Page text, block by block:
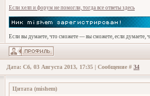
Если хелп и форум не помогли, тогда все ответы здесь
Если вы думаете, что сможете — вы сможете, если думаете,
Дата: Сб, 03 Августа 2013, 17:35 | Сообщение # 34
Цитата (mishem)